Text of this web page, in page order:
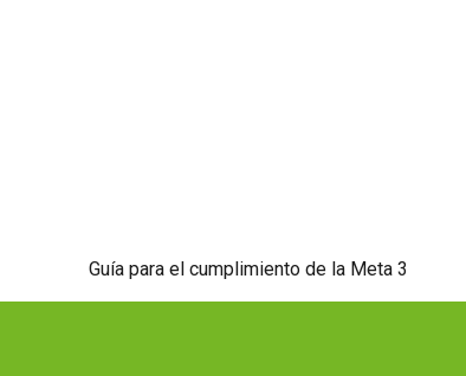
Guía para el cumplimiento de la Meta 3